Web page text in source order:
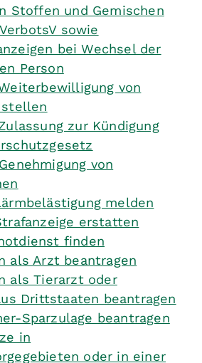
Stoffen und Gemischen
sowie
bei Wechsel der
Person
von
stellen
zur Kündigung
von
melden
erstatten
finden
als Arzt beantragen
als Tierarzt oder
Drittstaaten beantragen
Sparzulage beantragen
in
oder in einer